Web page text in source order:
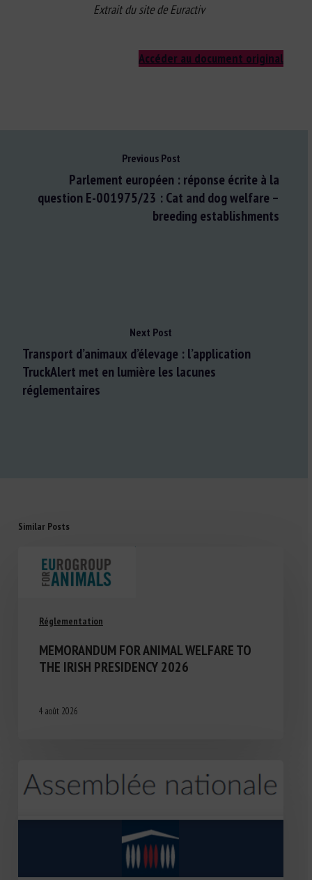
Extrait du site de Euractiv
Accéder au document original
Previous Post
Parlement européen : réponse écrite à la
question E-001975/23 : Cat and dog welfare –
breeding establishments
Next Post
Transport d’animaux d’élevage : l’application
TruckAlert met en lumière les lacunes
réglementaires
Similar Posts
Réglementation
MEMORANDUM FOR ANIMAL WELFARE TO
THE IRISH PRESIDENCY 2026
4 août 2026